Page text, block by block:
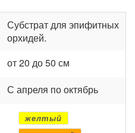
Субстрат для эпифитных
орхидей.
от 20 до 50 см
С апреля по октябрь
желтый